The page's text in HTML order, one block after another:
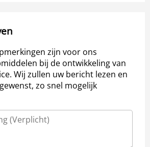
zijn voor ons
bij de ontwikkeling van
Wij zullen uw bericht lezen en
zo snel mogelijk